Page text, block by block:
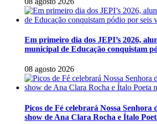
Em primeiro dia dos JEPI’s 2026,
municipal de Educação conquistam
08 agosto 2026
Picos de Fé celebrará Nossa Senhora
show de Ana Clara Rocha e Ítalo